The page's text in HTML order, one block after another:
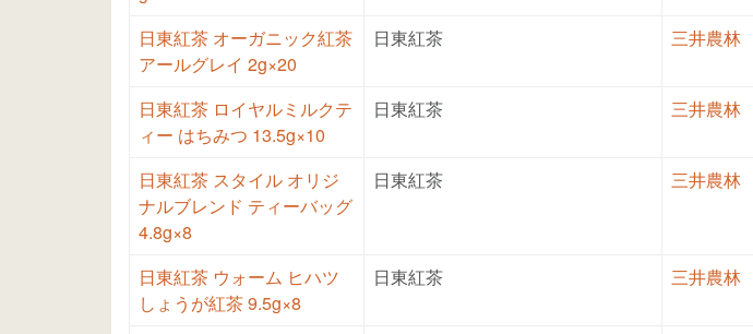
日東紅茶 オーガニック紅茶
アールグレイ 2g×20
日東紅茶 三井農林
日東紅茶 ロイヤルミルクテ
ィー はちみつ 13.5g×10
日東紅茶 三井農林
日東紅茶 スタイル オリジ
ナルブレンド ティーバッグ
4.8g×8
日東紅茶 三井農林
日東紅茶 ウォーム ヒハツ
しょうが紅茶 9.5g×8
日東紅茶 三井農林